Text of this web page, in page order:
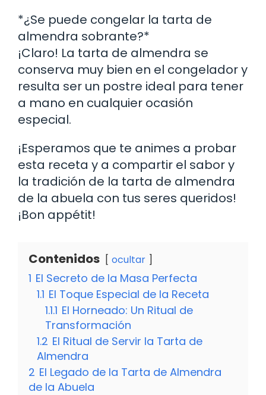
*¿Se puede congelar la tarta de
almendra sobrante?*
¡Claro! La tarta de almendra se
conserva muy bien en el congelador y
resulta ser un postre ideal para tener
a mano en cualquier ocasión
especial.
¡Esperamos que te animes a probar
esta receta y a compartir el sabor y
la tradición de la tarta de almendra
de la abuela con tus seres queridos!
¡Bon appétit!
Contenidos ocultar
1 El Secreto de la Masa Perfecta
1.1 El Toque Especial de la Receta
1.1.1 El Horneado: Un Ritual de
Transformación
1.2 El Ritual de Servir la Tarta de
Almendra
2 El Legado de la Tarta de Almendra
de la Abuela